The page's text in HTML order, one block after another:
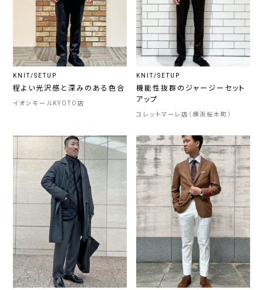
KNIT/SETUP
程よい光沢感と深みのある色合
イオンモールKYOTO店
KNIT/SETUP
機能性抜群のジャージーセット
アップ
コレットマーレ店（横浜桜木町）